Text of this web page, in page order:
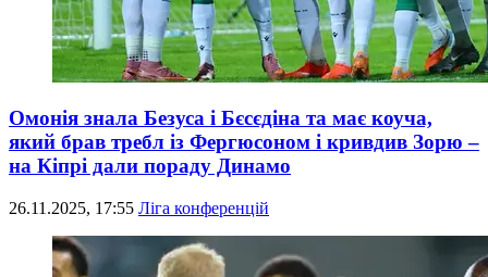
Омонія знала Безуса і Бєсєдіна та має коуча,
який брав требл із Фергюсоном і кривдив Зорю –
на Кіпрі дали пораду Динамо
26.11.2025, 17:55 Ліга конференцій